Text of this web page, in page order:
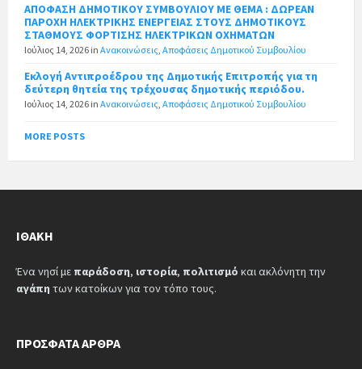
ΑΠΟΦΑΣΗ ΔΗΜΟΤΙΚΟΥ ΣΥΜΒΟΥΛΙΟΥ ΜΕ ΘΕΜΑ : ΔΩΡΕΑΝ
ΠΑΡΟΧΗ ΗΛΕΚΤΡΙΚΗΣ ΕΝΕΡΓΕΙΑΣ ΣΤΟΥΣ ΔΗΜΟΤΙΚΟΥΣ
ΣΤΑΘΜΟΥΣ ΦΟΡΤΙΣΗΣ ΗΛΕΚΤΡΙΚΩΝ ΟΧΗΜΑΤΩΝ
Ιούλιος 14, 2026 in Ανακοινώσεις Αποφάσεις Δημοτικού Συμβουλίου
Εκλογή Αντιπροέδρου της Δημοτικής Επιτροπής για τη
δεύτερη θητεία της τρέχουσας δημοτικής περιόδου.
Ιούλιος 14, 2026 in Ανακοινώσεις Αποφάσεις Δημοτικού Συμβουλίου
MORE POSTS
ΙΘΆΚΗ
Ένα νησί με παράδοση, ιστορία, πολιτισμό και ακλόνητη την
αγάπη των κατοίκων για τον τόπο τους.
ΠΡΌΣΦΑΤΑ ΆΡΘΡΑ